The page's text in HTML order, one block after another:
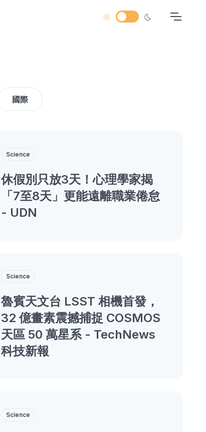
國際
Science
休假別只放3天！心理學家揭
「7至8天」更能遠離職業倦怠
- UDN
Science
魯賓天文台 LSST 相機首發，
32 億畫素震撼捕捉 COSMOS
天區 50 萬星系 - TechNews
科技新報
Science